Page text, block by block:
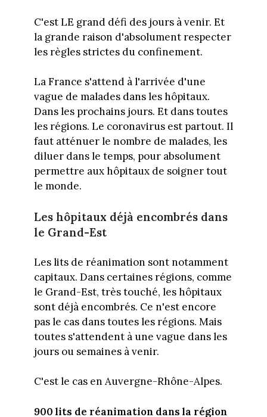
C'est LE grand défi des jours à venir. Et
la grande raison d'absolument respecter
les règles strictes du confinement.
La France s'attend à l'arrivée d'une
vague de malades dans les hôpitaux.
Dans les prochains jours. Et dans toutes
les régions. Le coronavirus est partout. Il
faut atténuer le nombre de malades, les
diluer dans le temps, pour absolument
permettre aux hôpitaux de soigner tout
le monde.
Les hôpitaux déjà encombrés dans
le Grand-Est
Les lits de réanimation sont notamment
capitaux. Dans certaines régions, comme
le Grand-Est, très touché, les hôpitaux
sont déjà encombrés. Ce n'est encore
pas le cas dans toutes les régions. Mais
toutes s'attendent à une vague dans les
jours ou semaines à venir.
C'est le cas en Auvergne-Rhône-Alpes.
900 lits de réanimation dans la région